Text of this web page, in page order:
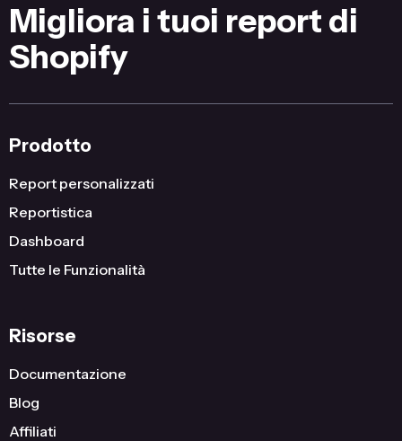
Migliora i tuoi report di
Shopify
Prodotto
Report personalizzati
Reportistica
Dashboard
Tutte le Funzionalità
Risorse
Documentazione
Blog
Affiliati